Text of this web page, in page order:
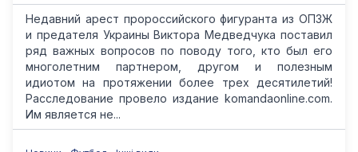
Недавний арест пророссийского фигуранта из ОПЗЖ
и предателя Украины Виктора Медведчука поставил
ряд важных вопросов по поводу того, кто был его
многолетним партнером, другом и полезным
идиотом на протяжении более трех десятилетий!
Расследование провело издание komandaonline.com.
Им является не...